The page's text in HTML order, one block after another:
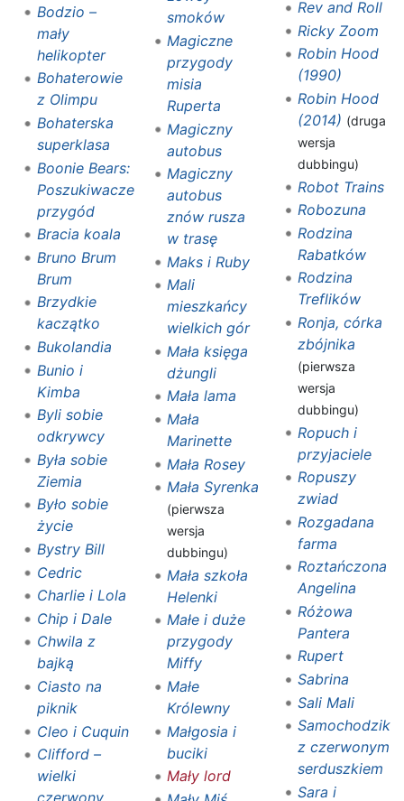
Bodzio –
mały
helikopter
Bohaterowie
z Olimpu
Bohaterska
superklasa
Boonie Bears:
Poszukiwacze
przygód
Bracia koala
Bruno Brum
Brum
Brzydkie
kaczątko
Bukolandia
Bunio i
Kimba
Byli sobie
odkrywcy
Była sobie
Ziemia
Było sobie
życie
Bystry Bill
Cedric
Charlie i Lola
Chip i Dale
Chwila z
bajką
Ciasto na
piknik
Cleo i Cuquin
Clifford –
wielki
smoków
Magiczne
przygody
misia
Ruperta
Magiczny
autobus
Magiczny
autobus
znów rusza
w trasę
Maks i Ruby
Mali
mieszkańcy
wielkich gór
Mała księga
dżungli
Mała lama
Mała
Marinette
Mała Rosey
Mała Syrenka
(pierwsza
wersja
dubbingu)
Mała szkoła
Helenki
Małe i duże
przygody
Miffy
Małe
Królewny
Małgosia i
buciki
Mały lord
Rev and Roll‎
Ricky Zoom‎‎
Robin Hood
(1990)
Robin Hood
(2014) (druga
wersja
dubbingu)
Robot Trains
Robozuna
Rodzina
Rabatków
Rodzina
Treflików
Ronja, córka
zbójnika
(pierwsza
wersja
dubbingu)
Ropuch i
przyjaciele
Ropuszy
zwiad
Rozgadana
farma
Roztańczona
Angelina
Różowa
Pantera
Rupert
Sabrina
Sali Mali
Samochodzik
z czerwonym
serduszkiem
Sara i